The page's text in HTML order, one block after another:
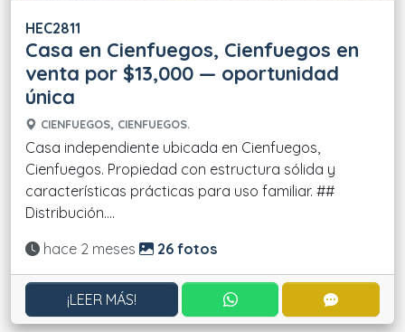
HEC2811
Casa en Cienfuegos, Cienfuegos en
venta por $13,000 — oportunidad
única
CIENFUEGOS, CIENFUEGOS.
Casa independiente ubicada en Cienfuegos,
Cienfuegos. Propiedad con estructura sólida y
características prácticas para uso familiar. ##
Distribución....
Actualizado:
hace 2 meses 26 fotos
¡LEER MÁS! CONTACTAR POR